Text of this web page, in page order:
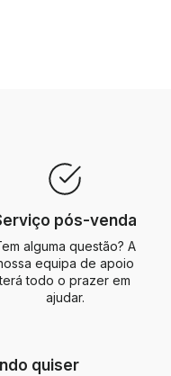
pós-venda
alguma questão? A
equipa de apoio
terá todo o prazer em
ajudar.
quiser